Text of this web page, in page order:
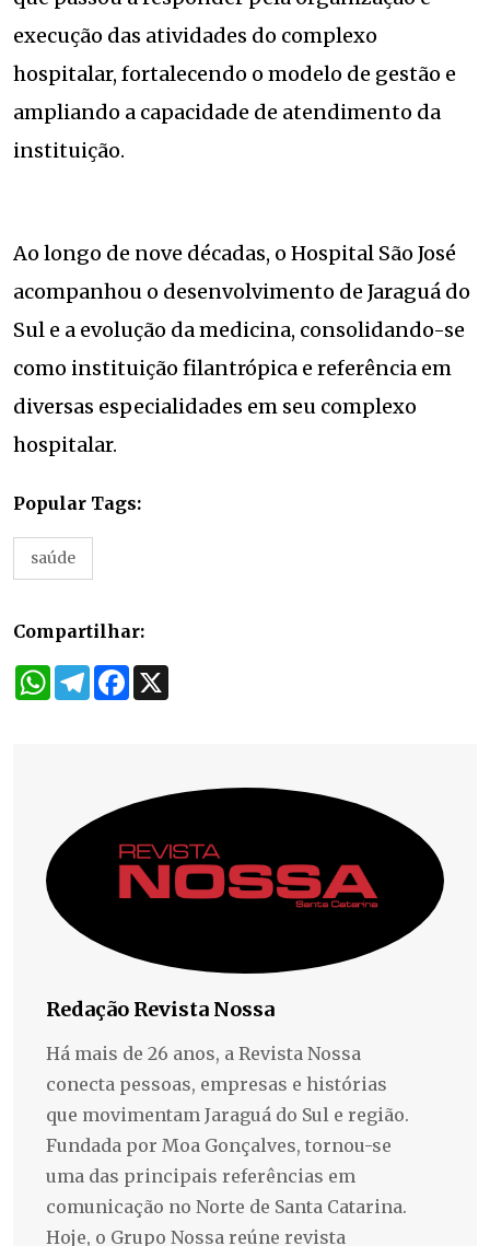
execução das atividades do complexo
hospitalar, fortalecendo o modelo de gestão e
ampliando a capacidade de atendimento da
instituição.
Ao longo de nove décadas, o Hospital São José
acompanhou o desenvolvimento de Jaraguá do
Sul e a evolução da medicina, consolidando-se
como instituição filantrópica e referência em
diversas especialidades em seu complexo
hospitalar.
Popular Tags:
saúde
Compartilhar:
WhatsApp
TelegramFacebook
Redação Revista Nossa
Há mais de 26 anos, a Revista Nossa
conecta pessoas, empresas e histórias
que movimentam Jaraguá do Sul e região.
Fundada por Moa Gonçalves, tornou-se
uma das principais referências em
comunicação no Norte de Santa Catarina.
Hoje, o Grupo Nossa reúne revista